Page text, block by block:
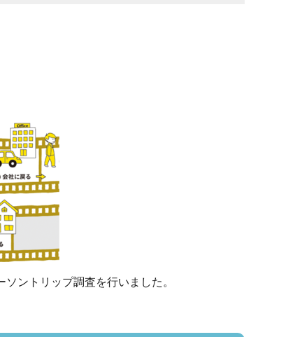
ントリップ調査を行いました。